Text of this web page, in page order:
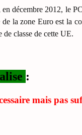
décembre 2012, le
de la zone Euro est la
de classe de cette UE.
:
mais pas